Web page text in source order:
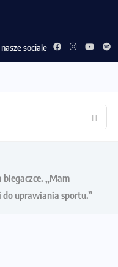
sociale
„Mam
uprawiania sportu.”